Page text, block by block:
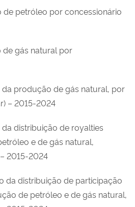
de petróleo por concessionário
de gás natural por
produção de gás natural, por
– 2015-2024
distribuição de royalties
e de gás natural,
2015-2024
da distribuição de participação
de petróleo e de gás natural,